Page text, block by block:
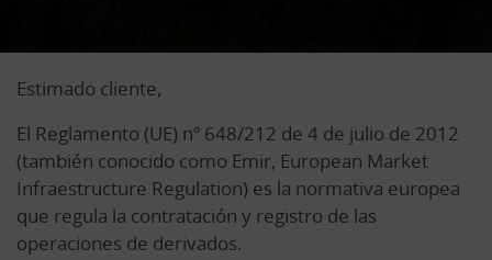
Estimado cliente,
El Reglamento (UE) nº 648/212 de 4 de julio de 2012
(también conocido como Emir, European Market
Infraestructure Regulation) es la normativa europea
que regula la contratación y registro de las
operaciones de derivados.